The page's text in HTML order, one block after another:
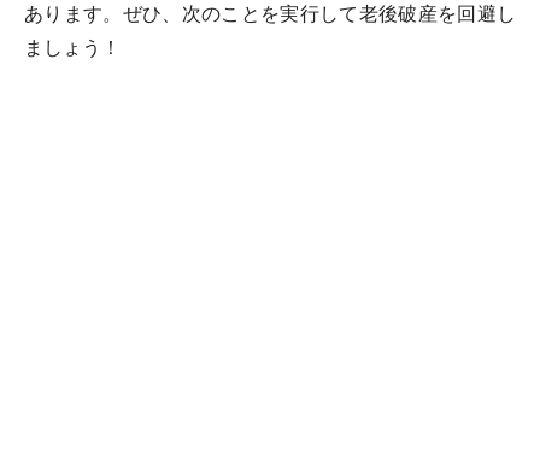
あります。ぜひ、次のことを実行して老後破産を回避し
ましょう！